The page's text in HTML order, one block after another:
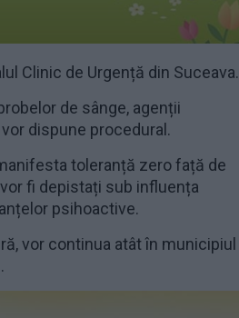
Clinic de Urgență din Suceava.
de sânge, agenții
dispune procedural.
toleranță zero față de
fi depistați sub influența
psihoactive.
vor continua atât în municipiul